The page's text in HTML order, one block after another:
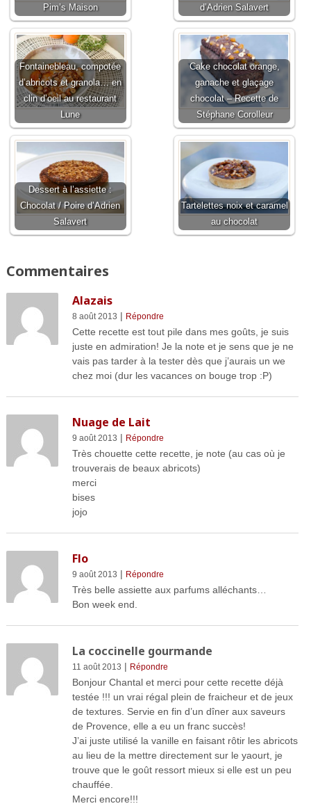
Pim’s Maison
d’Adrien Salavert
Fontainebleau, compotée
d’abricots et granola… en
clin d’oeil au restaurant
Lune
Cake chocolat orange,
ganache et glaçage
chocolat – Recette de
Stéphane Corolleur
Dessert à l’assiette :
Chocolat / Poire d’Adrien
Salavert
Tartelettes noix et caramel
au chocolat
Commentaires
Alazais
8 août 2013 | Répondre
Cette recette est tout pile dans mes goûts, je suis
juste en admiration! Je la note et je sens que je ne
vais pas tarder à la tester dès que j’aurais un we
chez moi (dur les vacances on bouge trop :P)
Nuage de Lait
9 août 2013 | Répondre
Très chouette cette recette, je note (au cas où je
trouverais de beaux abricots)
merci
bises
jojo
Flo
9 août 2013 | Répondre
Très belle assiette aux parfums alléchants…
Bon week end.
La coccinelle gourmande
11 août 2013 | Répondre
Bonjour Chantal et merci pour cette recette déjà
testée !!! un vrai régal plein de fraicheur et de jeux
de textures. Servie en fin d’un dîner aux saveurs
de Provence, elle a eu un franc succès!
J’ai juste utilisé la vanille en faisant rôtir les abricots
au lieu de la mettre directement sur le yaourt, je
trouve que le goût ressort mieux si elle est un peu
chauffée.
Merci encore!!!